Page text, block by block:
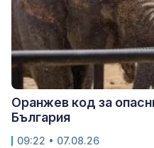
Оранжев код за
България
09:22 • 07.08.26